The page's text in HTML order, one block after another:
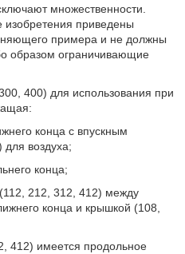
множественности.
приведены
примера и не должны
образом ограничивающие
400) для использования при
конца с впускным
воздуха;
конца;
212, 312, 412) между
конца и крышкой (108,
412) имеется продольное